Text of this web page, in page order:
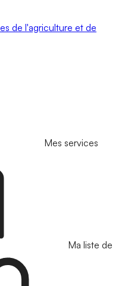
de l'agriculture et de
Mes services
Ma liste de